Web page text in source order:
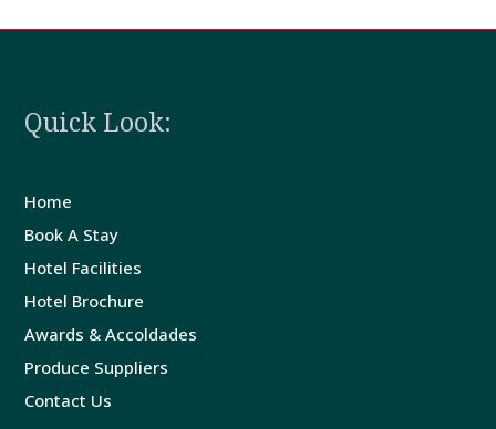
Quick Look:
Home
Book A Stay
Hotel Facilities
Hotel Brochure
Awards & Accoldades
Produce Suppliers
Contact Us